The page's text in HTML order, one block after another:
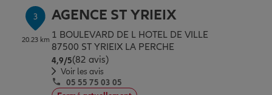
Garantie des accidents de la vie
Assurance scolaire
3
20.23 km
AGENCE ST YRIEIX
1 BOULEVARD DE L HOTEL DE VILLE
87500 ST YRIEIX LA PERCHE
4,9/5Note de 4.9 sur 5
(82 avis)
Voir les avis
05 55 75 03 05